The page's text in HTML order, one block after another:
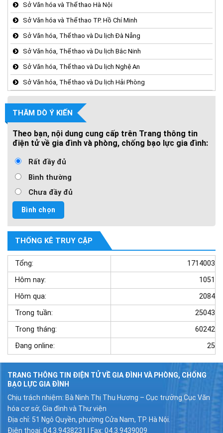
Sở Văn hóa và Thể thao Hà Nội
Sở Văn hóa và Thể thao TP. Hồ Chí Minh
Sở Văn hóa, Thể thao và Du lịch Đà Nẵng
Sở Văn hóa, Thể thao và Du lịch Bắc Ninh
Sở Văn hóa, Thể thao và Du lịch Nghệ An
Sở Văn hóa, Thể thao và Du lịch Hải Phòng
THĂM DÒ Ý KIẾN
Theo bạn, nội dung cung cấp trên Trang thông tin
điện tử về gia đình và phòng, chống bạo lực gia đình:
Rất đầy đủ
Bình thường
Chưa đầy đủ
THỐNG KÊ TRUY CẬP
Tổng:
1714003
Hôm nay:
1051
Hôm qua:
2084
Trong tuần:
25043
Trong tháng:
60242
Đang online:
25
TRANG THÔNG TIN ĐIỆN TỬ VỀ GIA ĐÌNH VÀ PHÒNG, CHỐNG
BẠO LỰC GIA ĐÌNH
Chịu trách nhiệm: Bà Ninh Thị Thu Hương – Cục trưởng Cục Văn
hóa cơ sở, Gia đình và Thư viện
Địa chỉ: 51 Ngô Quyền, phường Cửa Nam, TP. Hà Nội.
Điện thoại: 04.3.9438231 | Fax: 04.3.9439009